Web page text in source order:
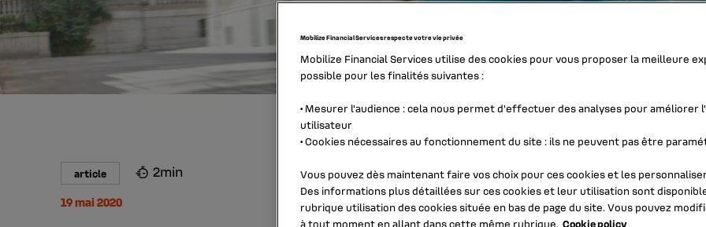
article 2min
19 mai 2020
Mobilize Financial Services respecte votre vie privée
Mobilize Financial Services utilise des cookies pour vous proposer la meilleure
possible pour les finalités suivantes :
• Mesurer l'audience : cela nous permet d'effectuer des analyses pour améliorer
utilisateur
•Cookies nécessaires au fonctionnement du site : ils ne peuvent pas être
Vous pouvez dès maintenant faire vos choix pour ces cookies et les
Des informations plus détaillées sur ces cookies et leur utilisation sont
rubrique utilisation des cookiessituée en bas de page du site. Vous pouvez
à tout moment en allant dans cette même rubrique. Cookie policy